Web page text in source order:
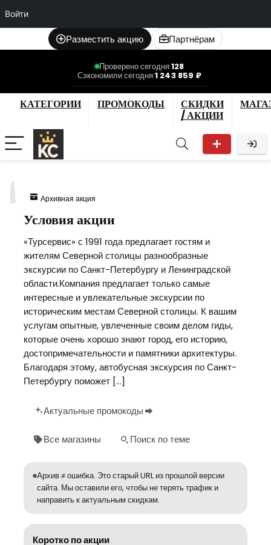
Войти
Разместить акцию Партнёрам
Проверено сегодня:128
Сэкономили сегодня:1 243 859 ₽
КАТЕГОРИИ ПРОМОКОДЫ
СКИДКИ
/ АКЦИИ
Архивная акция
Условия акции
«Турсервис» с 1991 года предлагает гостям и
жителям Северной столицы разнообразные
экскурсии по Санкт-Петербургу и Ленинградской
области.Компания предлагает только самые
интересные и увлекательные экскурсии по
историческим местам Северной столицы. К вашим
услугам опытные, увлеченные своим делом гиды,
которые очень хорошо знают город, его историю,
достопримечательности и памятники архитектуры.
Благодаря этому, автобусная экскурсия по Санкт-
Петербургу поможет […]
Актуальные промокоды
Все магазины Поиск по теме
Архив ≠ ошибка. Это старый URL из прошлой версии
сайта. Мы оставили его, чтобы не терять трафик и
направить к актуальным скидкам.
Коротко по акции